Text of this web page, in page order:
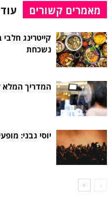
מאמרים קשורים
קייטרינג
נשכחת
המדריך המלא
יוסי גבני: